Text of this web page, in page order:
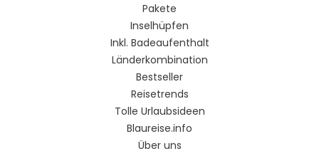
Pakete
Inselhüpfen
Inkl. Badeaufenthalt
Länderkombination
Bestseller
Reisetrends
Tolle Urlaubsideen
Blaureise.info
Über uns